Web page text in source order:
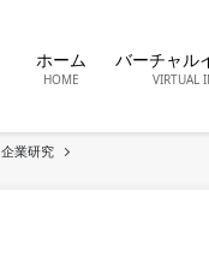
ホーム
HOME
バーチャル
VIRTUAL
企業研究